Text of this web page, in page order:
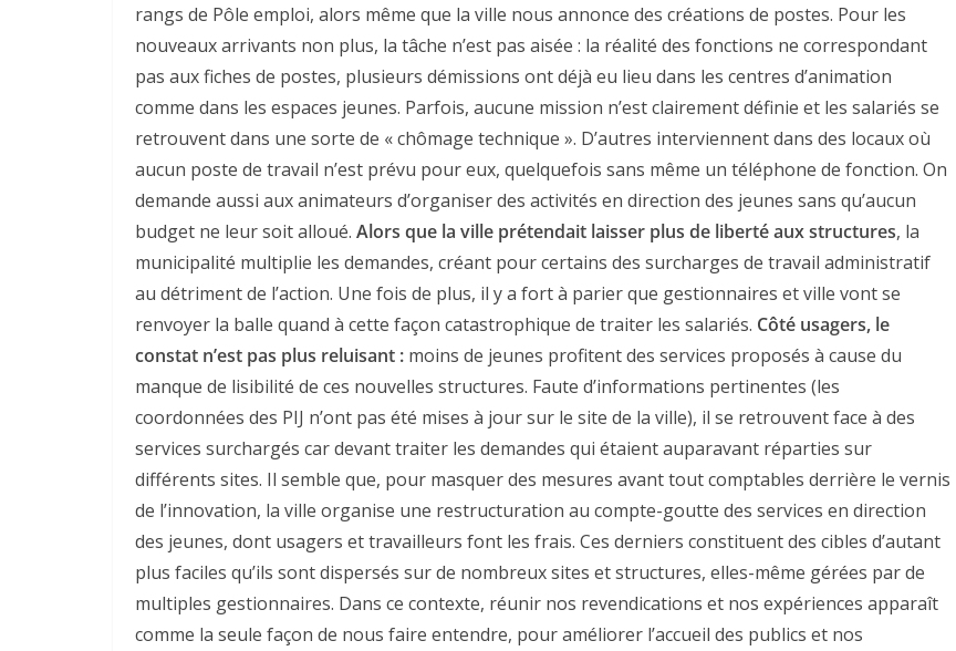
rangs de Pôle emploi, alors même que la ville nous annonce des créations de postes. Pour les
nouveaux arrivants non plus, la tâche n’est pas aisée : la réalité des fonctions ne correspondant
pas aux fiches de postes, plusieurs démissions ont déjà eu lieu dans les centres d’animation
comme dans les espaces jeunes. Parfois, aucune mission n’est clairement définie et les salariés se
retrouvent dans une sorte de « chômage technique ». D’autres interviennent dans des locaux où
aucun poste de travail n’est prévu pour eux, quelquefois sans même un téléphone de fonction. On
demande aussi aux animateurs d’organiser des activités en direction des jeunes sans qu’aucun
budget ne leur soit alloué. Alors que la ville prétendait laisser plus de liberté aux structures, la
municipalité multiplie les demandes, créant pour certains des surcharges de travail administratif
au détriment de l’action. Une fois de plus, il y a fort à parier que gestionnaires et ville vont se
renvoyer la balle quand à cette façon catastrophique de traiter les salariés. Côté usagers, le
constat n’est pas plus reluisant : moins de jeunes profitent des services proposés à cause du
manque de lisibilité de ces nouvelles structures. Faute d’informations pertinentes (les
coordonnées des PIJ n’ont pas été mises à jour sur le site de la ville), il se retrouvent face à des
services surchargés car devant traiter les demandes qui étaient auparavant réparties sur
différents sites. Il semble que, pour masquer des mesures avant tout comptables derrière le vernis
de l’innovation, la ville organise une restructuration au compte-goutte des services en direction
des jeunes, dont usagers et travailleurs font les frais. Ces derniers constituent des cibles d’autant
plus faciles qu’ils sont dispersés sur de nombreux sites et structures, elles-même gérées par de
multiples gestionnaires. Dans ce contexte, réunir nos revendications et nos expériences apparaît
comme la seule façon de nous faire entendre, pour améliorer l’accueil des publics et nos